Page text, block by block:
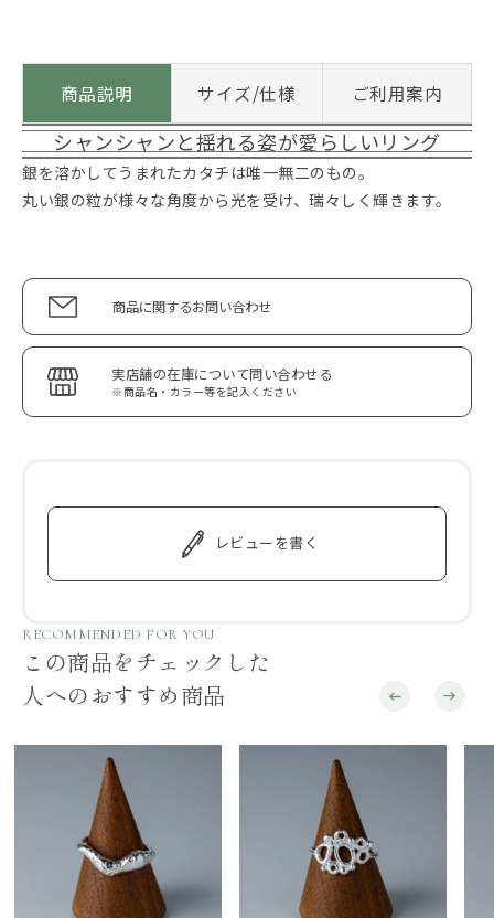
商品説明 サイズ/仕様 ご利用案内
シャンシャンと揺れる姿が愛らしいリング
銀を溶かしてうまれたカタチは唯一無二のもの。
丸い銀の粒が様々な角度から光を受け、瑞々しく輝きます。
商品に関するお問い合わせ
実店舗の在庫について問い合わせる
※商品名・カラー等を記入ください
レビューを書く
RECOMMENDED FOR YOU
この商品をチェックした
人へのおすすめ商品